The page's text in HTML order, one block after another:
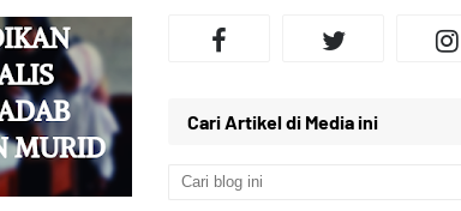
Cari Artikel di Media ini